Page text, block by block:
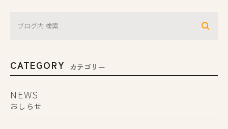
CATEGORY カテゴリー
NEWS
おしらせ